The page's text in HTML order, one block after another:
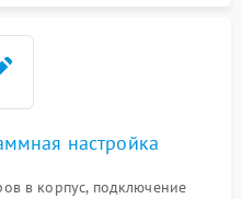
настройка
в корпус, подключение